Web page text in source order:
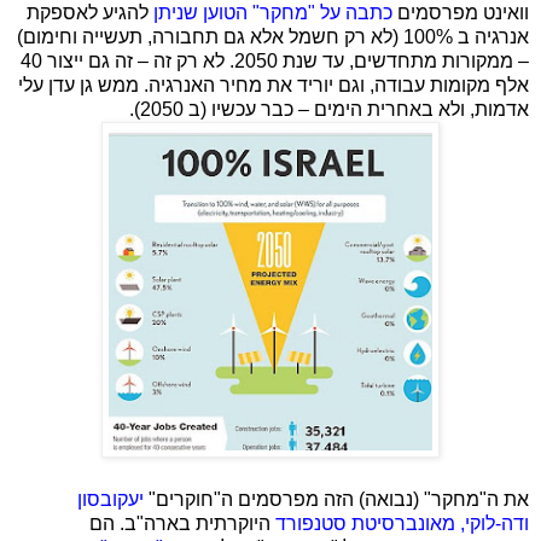
וואינט מפרסמים כתבה על "מחקר" הטוען שניתן להגיע לאספקת
אנרגיה ב 100% (לא רק חשמל אלא גם תחבורה, תעשייה וחימום)
– ממקורות מתחדשים, עד שנת 2050. לא רק זה – זה גם ייצור 40
אלף מקומות עבודה, וגם יוריד את מחיר האנרגיה. ממש גן עדן עלי
אדמות, ולא באחרית הימים – כבר עכשיו (ב 2050).
את ה"מחקר" (נבואה) הזה מפרסמים ה"חוקרים" יעקובסון
ודה-לוקי, מאונברסיטת סטנפורד היוקרתית בארה"ב. הם